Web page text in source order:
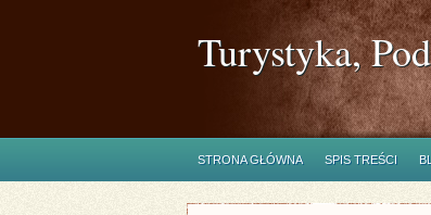
Turystyka,
STRONA GŁÓWNA SPIS TREŚCI